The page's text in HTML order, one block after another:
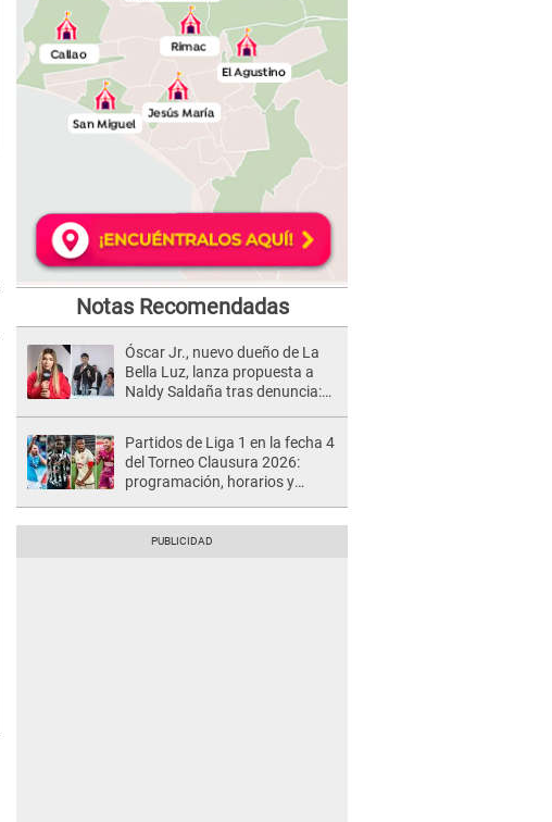
Notas Recomendadas
Óscar Jr., nuevo dueño de La
Bella Luz, lanza propuesta a
Naldy Saldaña tras denuncia:
Partidos de Liga 1 en la fecha 4
del Torneo Clausura 2026:
programación, horarios y